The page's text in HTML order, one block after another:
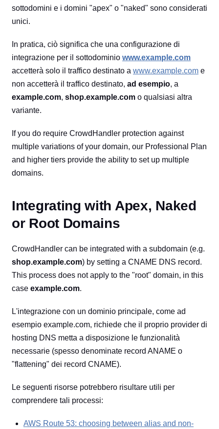
sottodomini e i domini "apex" o "naked" sono considerati
unici.
In pratica, ciò significa che una configurazione di
integrazione per il sottodominio www.example.com
accetterà solo il traffico destinato a www.example.com e
non accetterà il traffico destinato, ad esempio, a
example.com, shop.example.com o qualsiasi altra
variante.
If you do require CrowdHandler protection against
multiple variations of your domain, our Professional Plan
and higher tiers provide the ability to set up multiple
domains.
Integrating with Apex, Naked
or Root Domains
CrowdHandler can be integrated with a subdomain (e.g.
shop.example.com) by setting a CNAME DNS record.
This process does not apply to the "root" domain, in this
case example.com.
L'integrazione con un dominio principale, come ad
esempio example.com, richiede che il proprio provider di
hosting DNS metta a disposizione le funzionalità
necessarie (spesso denominate record ANAME o
"flattening" dei record CNAME).
Le seguenti risorse potrebbero risultare utili per
comprendere tali processi:
AWS Route 53: choosing between alias and non-